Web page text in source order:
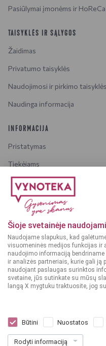
Šioje svetainėje
Naudojame slapukus, kad
visuomeninės medijos funkcijas ir
naudojimo informaciją
ir analizės partneriais, kurie gali ją
naudojant paslaugas surinktos
svetaine, jūs sutinkate su mūsų
langą X mygtuku traktuosite, jog
Būtini Nuostatos
Rodyti informaciją
Pasiūlymai įmonėms ir HoReCa
TAISYKLĖS IR SĄLYGOS
Žaidimas
Privatumo taisyklės
Naudojimosi ir pirkimo taisyklės
Naudinga informacija
INFORMACIJA
Pristatymas
Tiekėjams
Karjera
Dažniausiai užduodami klausimai
Dėmesio!
Alkoholinius
kuriems yra ne